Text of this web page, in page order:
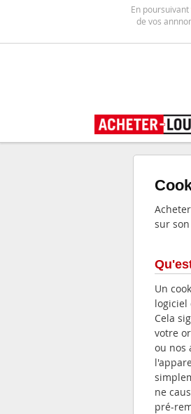
En
de vos
sur
Un
logiciel
Cela
votre
ou nos
ne
pré-